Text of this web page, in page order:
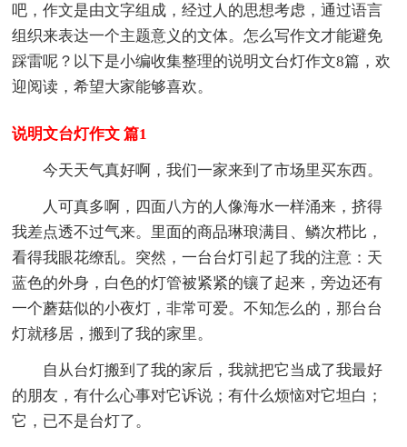
吧，作文是由文字组成，经过人的思想考虑，通过语言
组织来表达一个主题意义的文体。怎么写作文才能避免
踩雷呢？以下是小编收集整理的说明文台灯作文8篇，欢
迎阅读，希望大家能够喜欢。
说明文台灯作文 篇1
今天天气真好啊，我们一家来到了市场里买东西。
人可真多啊，四面八方的人像海水一样涌来，挤得
我差点透不过气来。里面的商品琳琅满目、鳞次栉比，
看得我眼花缭乱。突然，一台台灯引起了我的注意：天
蓝色的外身，白色的灯管被紧紧的镶了起来，旁边还有
一个蘑菇似的小夜灯，非常可爱。不知怎么的，那台台
灯就移居，搬到了我的家里。
自从台灯搬到了我的家后，我就把它当成了我最好
的朋友，有什么心事对它诉说；有什么烦恼对它坦白；
它，已不是台灯了。